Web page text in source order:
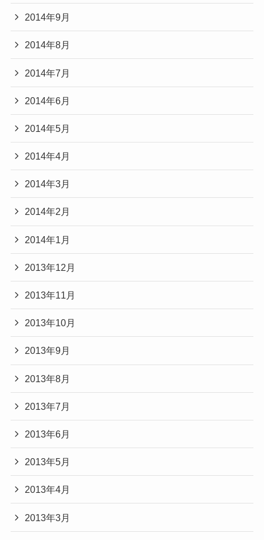
2014年9月
2014年8月
2014年7月
2014年6月
2014年5月
2014年4月
2014年3月
2014年2月
2014年1月
2013年12月
2013年11月
2013年10月
2013年9月
2013年8月
2013年7月
2013年6月
2013年5月
2013年4月
2013年3月